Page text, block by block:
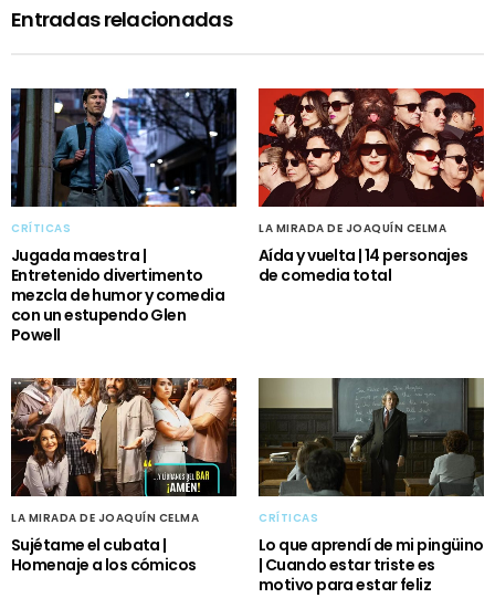
Entradas relacionadas
CRÍTICAS
Jugada maestra |
Entretenido divertimento
mezcla de humor y comedia
con un estupendo Glen
Powell
LA MIRADA DE JOAQUÍN CELMA
Aída y vuelta | 14 personajes
de comedia total
LA MIRADA DE JOAQUÍN CELMA
Sujétame el cubata |
Homenaje a los cómicos
CRÍTICAS
Lo que aprendí de mi pingüino
| Cuando estar triste es
motivo para estar feliz